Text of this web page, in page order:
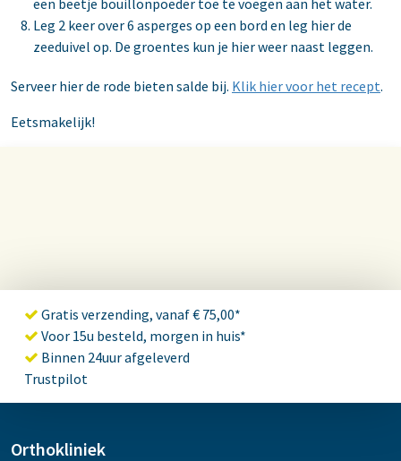
Leg 2 keer over 6 asperges op een bord en leg hier de
zeeduivel op. De groentes kun je hier weer naast leggen.
Serveer hier de rode bieten salde bij. Klik hier voor het recept.
Eetsmakelijk!
Gratis verzending, vanaf € 75,00*
Voor 15u besteld, morgen in huis*
Binnen 24uur afgeleverd
Trustpilot
Orthokliniek